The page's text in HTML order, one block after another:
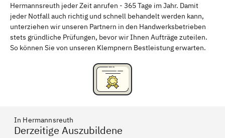
Freising Rudelsdorf, Mittelfranken
Hermannsreuth jeder Zeit anrufen - 365 Tage im Jahr. Damit
jeder Notfall auch richtig und schnell behandelt werden kann,
unterziehen wir unseren Partnern in den Handwerksbetrieben
stets gründliche Prüfungen, bevor wir Ihnen Aufträge zuteilen.
So können Sie von unseren Klempnern Bestleistung erwarten.
In Hermannsreuth
Derzeitige Auszubildene